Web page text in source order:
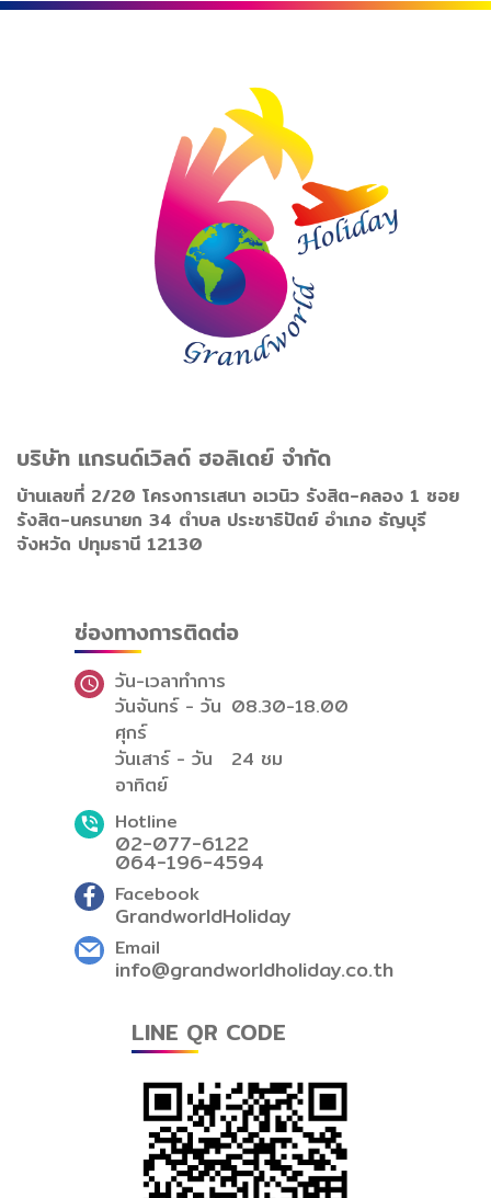
บริษัท แกรนด์เวิลด์ ฮอลิเดย์ จำกัด
บ้านเลขที่ 2/20 โครงการเสนา อเวนิว รังสิต-คลอง 1 ซอย
รังสิต-นครนายก 34 ตำบล ประชาธิปัตย์ อำเภอ ธัญบุรี
จังหวัด ปทุมธานี 12130
ช่องทางการติดต่อ
วัน-เวลาทำการ
วันจันทร์ - วัน
ศุกร์
08.30-18.00
วันเสาร์ - วัน
อาทิตย์
24 ชม
Hotline
02-077-6122
064-196-4594
Facebook
GrandworldHoliday
Email
info@grandworldholiday.co.th
LINE QR CODE